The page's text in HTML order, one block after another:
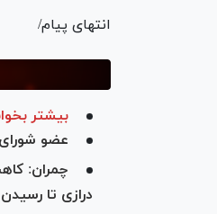
انتهای پیام/
بیشتر
عضو شورای اسلامی
چمران:
درازی تا